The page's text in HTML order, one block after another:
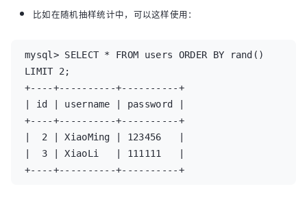
比如在随机抽样统计中，可以这样使用：
mysql> SELECT * FROM users ORDER BY rand()
LIMIT 2;
+----+----------+----------+
| id | username | password |
+----+----------+----------+
|  2 | XiaoMing | 123456   |
|  3 | XiaoLi   | 111111   |
+----+----------+----------+